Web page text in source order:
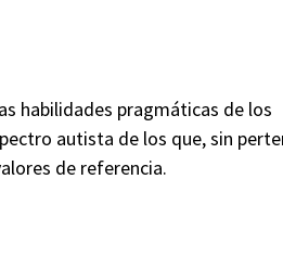
habilidades pragmáticas de los
autista de los que, sin
de referencia.